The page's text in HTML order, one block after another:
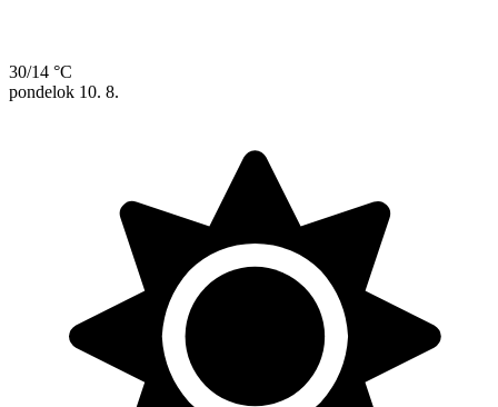
30/14 °C
pondelok 10. 8.